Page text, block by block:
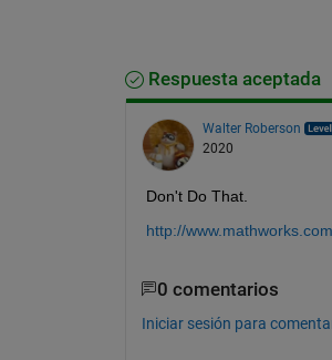
Respuesta aceptada
Walter Roberson
2020
Don't Do That.
http://
0 comentarios
Iniciar sesión para